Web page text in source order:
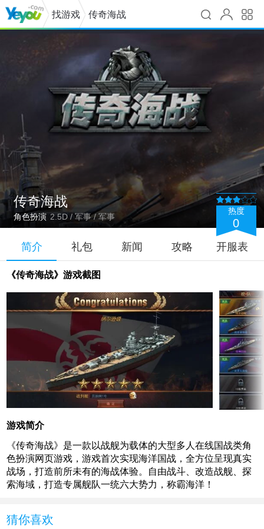
找游戏 传奇海战
传奇海战
角色扮演 2.5D / 军事 / 军事
热度
0
简介 礼包 新闻 攻略 开服表
《传奇海战》游戏截图
游戏简介
《传奇海战》是一款以战舰为载体的大型多人在线国战类角
色扮演网页游戏，游戏首次实现海洋国战，全方位呈现真实
战场，打造前所未有的海战体验。自由战斗、改造战舰、探
索海域，打造专属舰队一统六大势力，称霸海洋！
猜你喜欢